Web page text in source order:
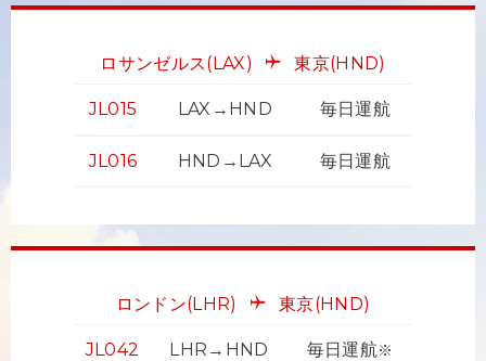
ロサンゼルス(LAX) 東京(HND)
JL015 LAX→HND 毎日運航
JL016 HND→LAX 毎日運航
ロンドン(LHR) 東京(HND)
JL042 LHR→HND 毎日運航※